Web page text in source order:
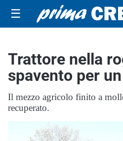
☰
Trattore nella
spavento per
Il mezzo agricolo finito a
recuperato.